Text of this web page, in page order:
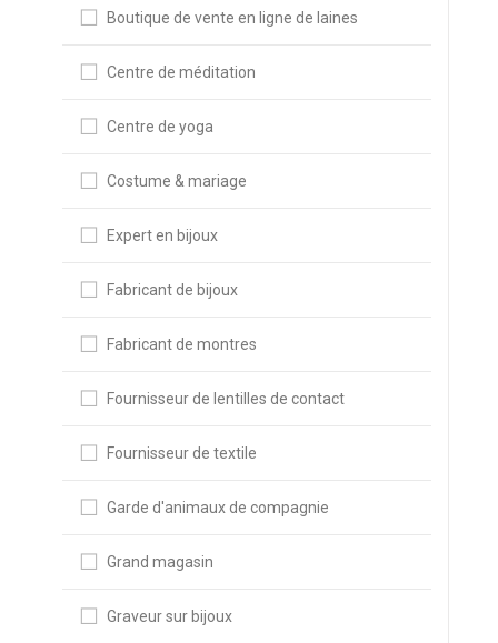
Boutique de vente en ligne de laines
Centre de méditation
Centre de yoga
Costume & mariage
Expert en bijoux
Fabricant de bijoux
Fabricant de montres
Fournisseur de lentilles de contact
Fournisseur de textile
Garde d'animaux de compagnie
Grand magasin
Graveur sur bijoux